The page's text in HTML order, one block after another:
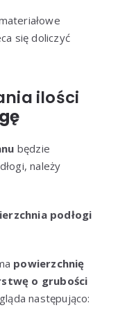
się doliczyć
ilości
będzie
należy
podłogi
powierzchnię
o grubości
następująco: